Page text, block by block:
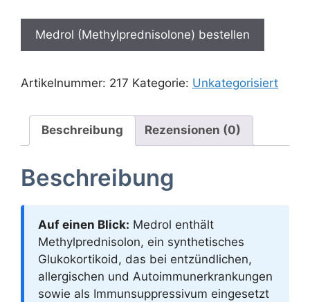
Medrol (Methylprednisolone) bestellen
Artikelnummer: 217 Kategorie: Unkategorisiert
Beschreibung Rezensionen (0)
Beschreibung
Auf einen Blick: Medrol enthält
Methylprednisolon, ein synthetisches
Glukokortikoid, das bei entzündlichen,
allergischen und Autoimmunerkrankungen
sowie als Immunsuppressivum eingesetzt